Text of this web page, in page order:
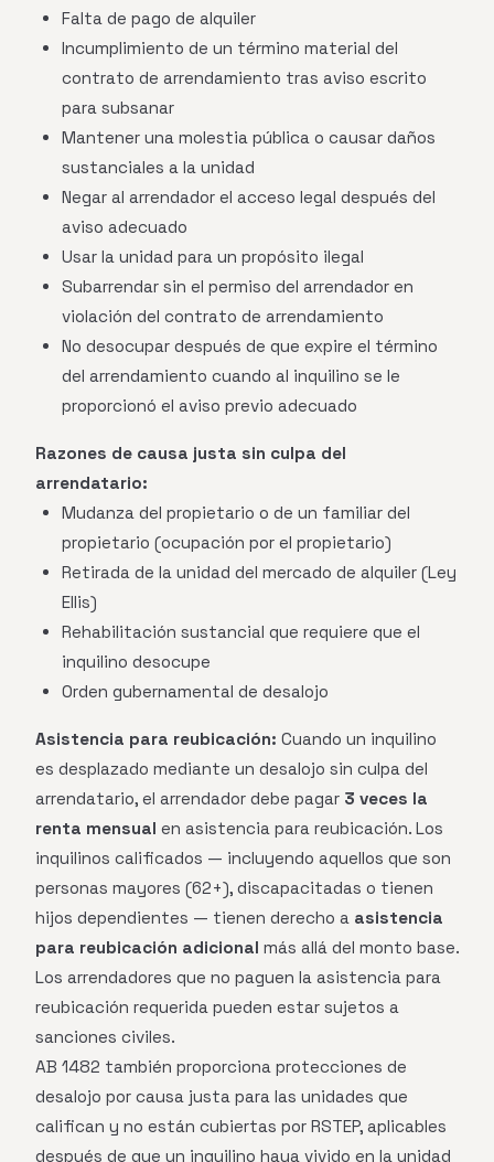
Falta de pago de alquiler
Incumplimiento de un término material del
contrato de arrendamiento tras aviso escrito
para subsanar
Mantener una molestia pública o causar daños
sustanciales a la unidad
Negar al arrendador el acceso legal después del
aviso adecuado
Usar la unidad para un propósito ilegal
Subarrendar sin el permiso del arrendador en
violación del contrato de arrendamiento
No desocupar después de que expire el término
del arrendamiento cuando al inquilino se le
proporcionó el aviso previo adecuado
Razones de causa justa sin culpa del
arrendatario:
Mudanza del propietario o de un familiar del
propietario (ocupación por el propietario)
Retirada de la unidad del mercado de alquiler (Ley
Ellis)
Rehabilitación sustancial que requiere que el
inquilino desocupe
Orden gubernamental de desalojo
Asistencia para reubicación: Cuando un inquilino
es desplazado mediante un desalojo sin culpa del
arrendatario, el arrendador debe pagar 3 veces la
renta mensual en asistencia para reubicación. Los
inquilinos calificados — incluyendo aquellos que son
personas mayores (62+), discapacitadas o tienen
hijos dependientes — tienen derecho a asistencia
para reubicación adicional más allá del monto base.
Los arrendadores que no paguen la asistencia para
reubicación requerida pueden estar sujetos a
sanciones civiles.
AB 1482 también proporciona protecciones de
desalojo por causa justa para las unidades que
califican y no están cubiertas por RSTEP, aplicables
después de que un inquilino haya vivido en la unidad